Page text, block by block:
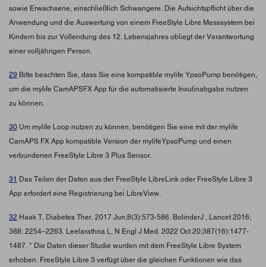
sowie Erwachsene, einschließlich Schwangere. Die Aufsichtspflicht über die
Anwendung und die Auswertung von einem FreeStyle Libre Messsystem bei
Kindern bis zur Vollendung des 12. Lebensjahres obliegt der Verantwortung
einer volljährigen Person.
29 Bitte beachten Sie, dass Sie eine kompatible mylife YpsoPump benötigen,
um die mylife CamAPSFX App für die automatisierte Insulinabgabe nutzen
zu können.
30 Um mylife Loop nutzen zu können, benötigen Sie eine mit der mylife
CamAPS FX App kompatible Version der mylifeYpsoPump und einen
verbundenen FreeStyle Libre 3 Plus Sensor.
31 Das Teilen der Daten aus der FreeStyle LibreLink oder FreeStyle Libre 3
App erfordert eine Registrierung bei LibreView.
32 Haak T, Diabetes Ther. 2017 Jun;8(3):573-586. BolinderJ , Lancet 2016;
388: 2254–2263. Leelarathna L, N Engl J Med. 2022 Oct 20;387(16):1477-
1487. * Die Daten dieser Studie wurden mit dem FreeStyle Libre System
erhoben. FreeStyle Libre 3 verfügt über die gleichen Funktionen wie das